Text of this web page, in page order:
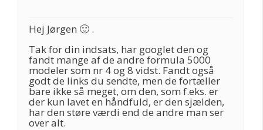
Hej Jørgen 🙂 .
Tak for din indsats, har googlet den og
fandt mange af de andre formula 5000
modeler som nr 4 og 8 vidst. Fandt også
godt de links du sendte, men de fortæller
bare ikke så meget, om den, som f.eks. er
der kun lavet en håndfuld, er den sjælden,
har den støre værdi end de andre man ser
over alt.